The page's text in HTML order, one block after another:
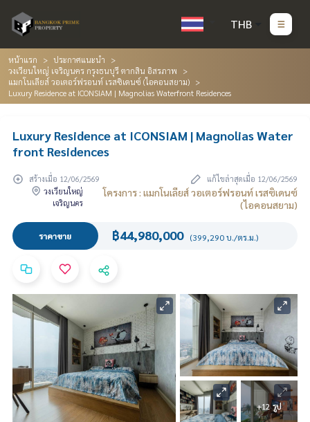
THB
หน้าแรก
ประกาศแนะนำ
วงเวียนใหญ่ เจริญนคร กรุงธนบุรี ตากสิน อิสรภาพ
แมกโนเลียส์ วอเตอร์ฟรอนท์ เรสซิเดนซ์ (ไอคอนสยาม)
Luxury Residence at ICONSIAM | Magnolias Waterfront Residences
Luxury Residence at ICONSIAM | Magnolias Water
front Residences
สร้างเมื่อ 12/06/2569
แก้ไขล่าสุดเมื่อ 12/06/2569
วงเวียนใหญ่
เจริญนคร
โครงการ : แมกโนเลียส์ วอเตอร์ฟรอนท์ เรสซิเดนซ์
(ไอคอนสยาม)
ราคาขาย ฿44,980,000 (399,290 บ./ตร.ม.)
+12 รูป